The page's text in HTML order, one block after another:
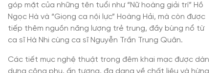
góp mặt của những tên tuổi như “Nữ hoàng giải trí” Hồ
Ngọc Hà và “Giọng ca nội lực” Hoàng Hải, mà còn được
tiếp thêm nguồn năng lượng trẻ trung, đầy bùng nổ từ
ca sĩ Hà Nhi cùng ca sĩ Nguyễn Trần Trung Quân.
Các tiết mục nghệ thuật trong đêm khai mạc được dàn
dựng công phu, ấn tượng, đa dạng về chất liệu và hừng